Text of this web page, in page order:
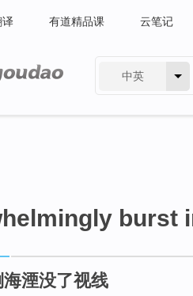
译 有道精品课 云笔记
中英
burst
湮没了视线